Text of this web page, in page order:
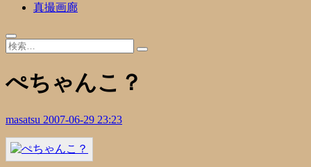
真撮画廊
ぺちゃんこ？
masatsu 2007-06-29 23:23